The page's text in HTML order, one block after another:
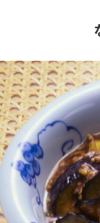
商品カテゴリ
酢
お酢ドリ
新商品一覧
キャンペーン情報
ブランド・スペシ
ブランド・スペ